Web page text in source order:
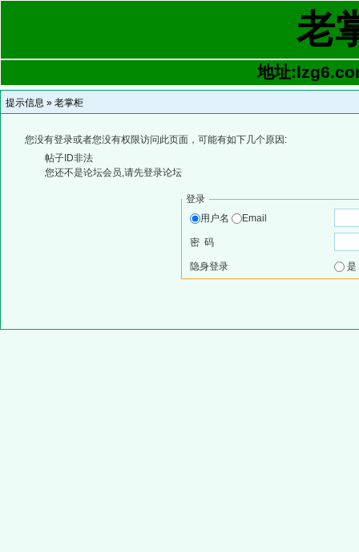
老
地址
提示信息 » 老掌柜
您没有登录或者您没有权限访问此页面，可能有如下几个原因:
帖子ID非法
您还不是论坛会员,请先登录论坛
登录
用户名
Email
密 码
隐身登录